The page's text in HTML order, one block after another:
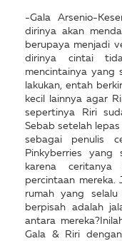
-Gala Arsenio-
dirinya akan
berupaya menjadi
dirinya cintai
mencintainya yang
lakukan, entah
kecil lainnya agar
sepertinya Riri
Sebab setelah
sebagai penulis
Pinkyberries yang
karena
percintaan mereka.
rumah yang
berpisah adalah
antara
Gala & Riri